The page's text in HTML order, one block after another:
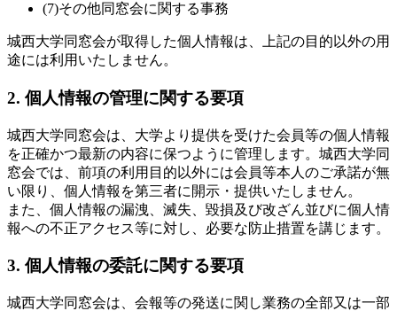
(7)その他同窓会に関する事務
城西大学同窓会が取得した個人情報は、上記の目的以外の用
途には利用いたしません。
2. 個人情報の管理に関する要項
城西大学同窓会は、大学より提供を受けた会員等の個人情報
を正確かつ最新の内容に保つように管理します。城西大学同
窓会では、前項の利用目的以外には会員等本人のご承諾が無
い限り、個人情報を第三者に開示・提供いたしません。
また、個人情報の漏洩、滅失、毀損及び改ざん並びに個人情
報への不正アクセス等に対し、必要な防止措置を講じます。
3. 個人情報の委託に関する要項
城西大学同窓会は、会報等の発送に関し業務の全部又は一部